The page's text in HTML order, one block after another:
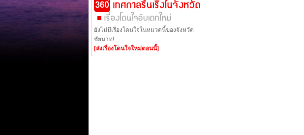
ยังไม่มีเรื่องโดนใจในหมวดนี้ของจังหวัด
ชัยนาท!
[ส่งเรื่องโดนใจใหม่ตอนนี้]